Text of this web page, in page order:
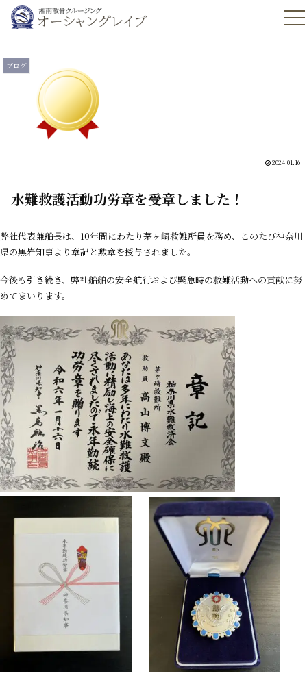
ブログ
2024.01.16
水難救護活動功労章を受章しました ！
弊社代表兼船長は、10年間にわたり茅ヶ崎救難所員を務め、このたび神奈川
県の黒岩知事より章記と勲章を授与されました。
今後も引き続き、弊社船舶の安全航行および緊急時の救難活動への貢献に努
めてまいります。